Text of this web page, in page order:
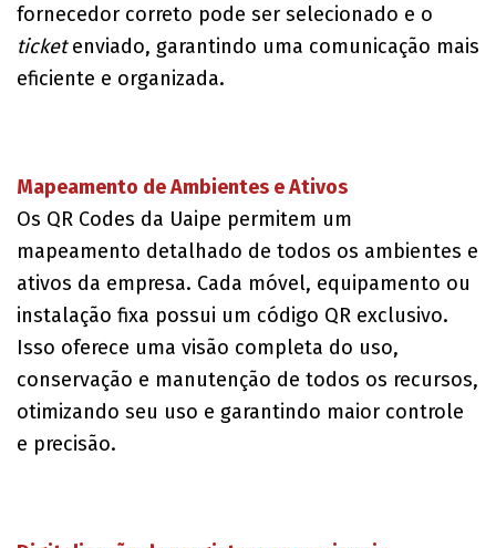
fornecedor correto pode ser selecionado e o
ticketenviado, garantindo uma comunicação mais
eficiente e organizada.
Mapeamento de Ambientes e Ativos
Os QR Codes da Uaipe permitem um
mapeamento detalhado de todos os ambientes e
ativos da empresa. Cada móvel, equipamento ou
instalação fixa possui um código QR exclusivo.
Isso oferece uma visão completa do uso,
conservação e manutenção de todos os recursos,
otimizando seu uso e garantindo maior controle
e precisão.